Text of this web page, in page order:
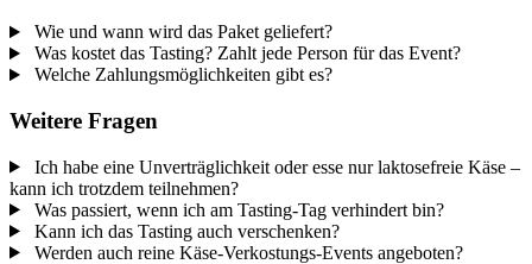
Wie und wann wird das Paket geliefert?
Was kostet das Tasting? Zahlt jede Person für das Event?
Welche Zahlungsmöglichkeiten gibt es?
Weitere Fragen
Ich habe eine Unverträglichkeit oder esse nur laktosefreie Käse –
kann ich trotzdem teilnehmen?
Was passiert, wenn ich am Tasting-Tag verhindert bin?
Kann ich das Tasting auch verschenken?
Werden auch reine Käse-Verkostungs-Events angeboten?